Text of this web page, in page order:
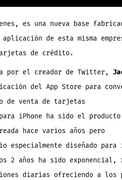
es una nueva base
de esta misma
de crédito.
por el creador de Twitter,
del App Store para
de venta de tarjetas
iPhone ha sido el producto
hace varios años pero
especialmente diseñado para
2 años ha sido exponencial,
diarias ofreciendo a los